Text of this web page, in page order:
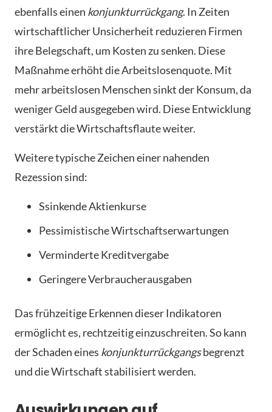
ebenfalls einen konjunkturrückgang. In Zeiten
wirtschaftlicher Unsicherheit reduzieren Firmen
ihre Belegschaft, um Kosten zu senken. Diese
Maßnahme erhöht die Arbeitslosenquote. Mit
mehr arbeitslosen Menschen sinkt der Konsum, da
weniger Geld ausgegeben wird. Diese Entwicklung
verstärkt die Wirtschaftsflaute weiter.
Weitere typische Zeichen einer nahenden
Rezession sind:
Ssinkende Aktienkurse
Pessimistische Wirtschaftserwartungen
Verminderte Kreditvergabe
Geringere Verbraucherausgaben
Das frühzeitige Erkennen dieser Indikatoren
ermöglicht es, rechtzeitig einzuschreiten. So kann
der Schaden eines konjunkturrückgangsbegrenzt
und die Wirtschaft stabilisiert werden.